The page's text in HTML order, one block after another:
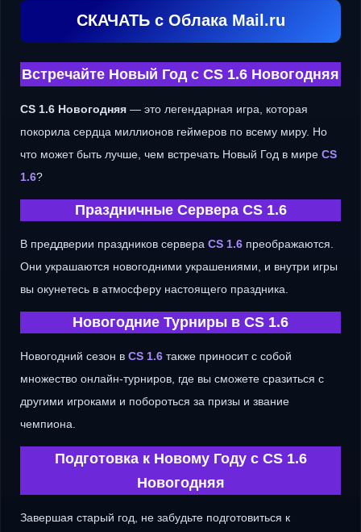
СКАЧАТЬ с Облака Mail.ru
Встречайте Новый Год с CS 1.6 Новогодняя
CS 1.6 Новогодняя — это легендарная игра, которая
покорила сердца миллионов геймеров по всему миру. Но
что может быть лучше, чем встречать Новый Год в мире CS
1.6?
Праздничные Сервера CS 1.6
В преддверии праздников сервера CS 1.6 преображаются.
Они украшаются новогодними украшениями, и внутри игры
вы окунетесь в атмосферу настоящего праздника.
Новогодние Турниры в CS 1.6
Новогодний сезон в CS 1.6 также приносит с собой
множество онлайн-турниров, где вы сможете сразиться с
другими игроками и побороться за призы и звание
чемпиона.
Подготовка к Новому Году с CS 1.6
Новогодняя
Завершая старый год, не забудьте подготовиться к